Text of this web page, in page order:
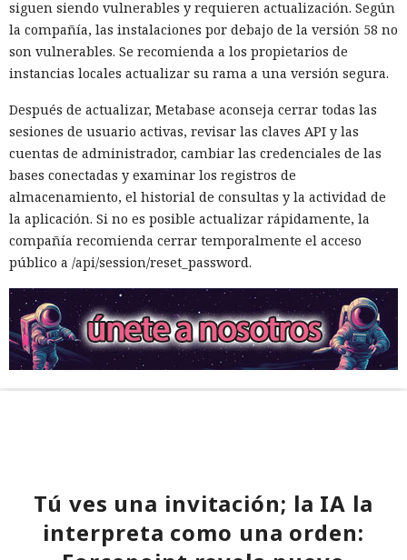
siguen siendo vulnerables y requieren actualización. Según
la compañía, las instalaciones por debajo de la versión 58 no
son vulnerables. Se recomienda a los propietarios de
instancias locales actualizar su rama a una versión segura.
Después de actualizar, Metabase aconseja cerrar todas las
sesiones de usuario activas, revisar las claves API y las
cuentas de administrador, cambiar las credenciales de las
bases conectadas y examinar los registros de
almacenamiento, el historial de consultas y la actividad de
la aplicación. Si no es posible actualizar rápidamente, la
compañía recomienda cerrar temporalmente el acceso
público a /api/session/reset_password.
Tú ves una invitación; la IA la
interpreta como una orden: